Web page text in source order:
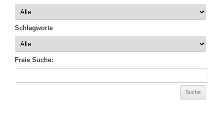
Schlagworte
Freie Suche: